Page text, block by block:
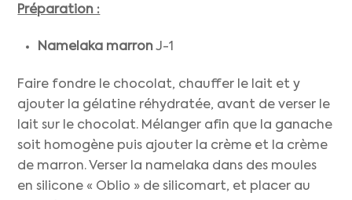
Préparation :
Namelaka marronJ-1
Faire fondre le chocolat, chauffer le lait et y
ajouter la gélatine réhydratée, avant de verser le
lait sur le chocolat. Mélanger afin que la ganache
soit homogène puis ajouter la crème et la crème
de marron. Verser la namelaka dans des moules
en silicone « Oblio » de silicomart, et placer au